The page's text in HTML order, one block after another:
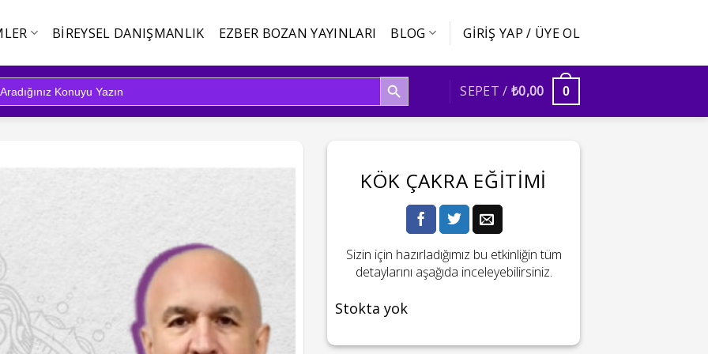
BIREYSEL DANIŞMANLIK EZBER BOZAN YAYINLARI BLOG GIRIŞ YAP / ÜYE OL
SEARCH BUTTON
SEPET / ₺0,00 0
KÖK ÇAKRA EĞITIMI
Sizin için hazırladığımız bu etkinliğin tüm
detaylarını aşağıda inceleyebilirsiniz.
Stokta yok